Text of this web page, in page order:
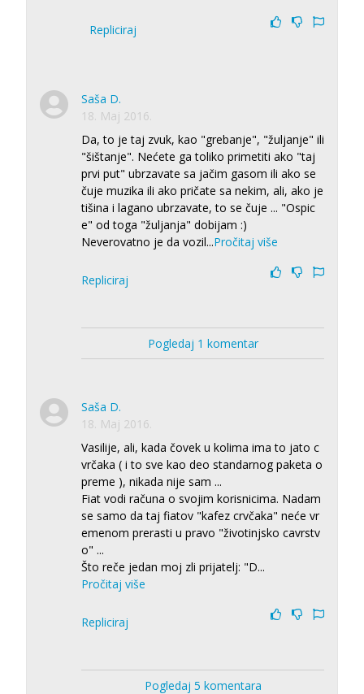
Repliciraj
Saša D.
18. Maj 2016.
Da, to je taj zvuk, kao "grebanje", "žuljanje" ili
"šištanje". Nećete ga toliko primetiti ako "taj
prvi put" ubrzavate sa jačim gasom ili ako se
čuje muzika ili ako pričate sa nekim, ali, ako je
tišina i lagano ubrzavate, to se čuje ... "Ospic
e" od toga "žuljanja" dobijam :)
Neverovatno je da vozil...Pročitaj više
Repliciraj
Pogledaj 1 komentar
Saša D.
18. Maj 2016.
Vasilije, ali, kada čovek u kolima ima to jato c
vrčaka ( i to sve kao deo standarnog paketa o
preme ), nikada nije sam ...
Fiat vodi računa o svojim korisnicima. Nadam
se samo da taj fiatov "kafez crvčaka" neće vr
emenom prerasti u pravo "životinjsko cavrstv
o" ...
Što reče jedan moj zli prijatelj: "D...
Pročitaj više
Repliciraj
Pogledaj 5 komentara